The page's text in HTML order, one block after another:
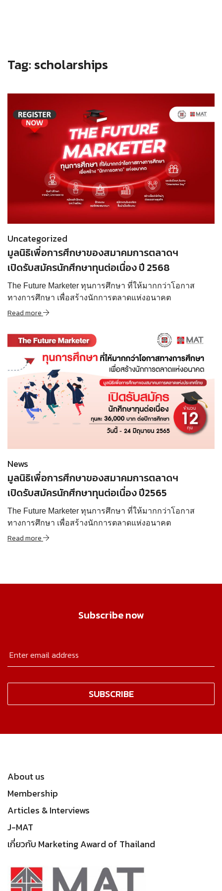
Tag: scholarships
Read more
Uncategorized
มูลนิธิเพื่อการศึกษาของสมาคมการตลาดฯ
เปิดรับสมัครนักศึกษาทุนต่อเนื่อง ปี 2568
The Future Marketer ทุนการศึกษา ที่ให้มากกว่าโอกาส
ทางการศึกษา เพื่อสร้างนักการตลาดแห่งอนาคต
Read more
News
มูลนิธิเพื่อการศึกษาของสมาคมการตลาดฯ
เปิดรับสมัครนักศึกษาทุนต่อเนื่อง ปี2565
The Future Marketer ทุนการศึกษา ที่ให้มากกว่าโอกาส
ทางการศึกษา เพื่อสร้างนักการตลาดแห่งอนาคต
Read more
Subscribe now
About us
Membership
Articles & Interviews
J-MAT
เกี่ยวกับ Marketing Award of Thailand